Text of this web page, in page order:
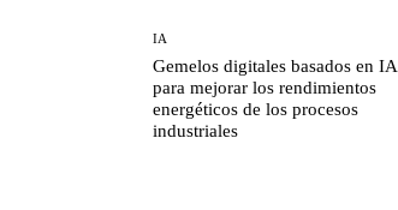
IA
Gemelos digitales basados en IA
para mejorar los rendimientos
energéticos de los procesos
industriales